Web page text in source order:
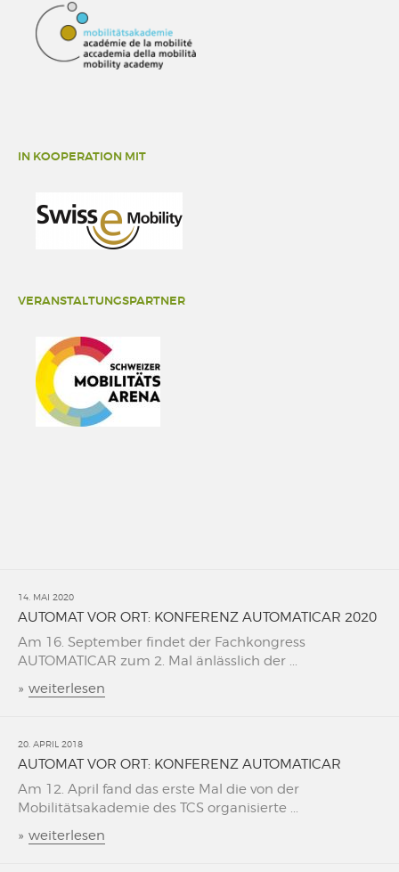
IN KOOPERATION MIT
VERANSTALTUNGSPARTNER
14. MAI 2020
AUTOMAT VOR ORT: KONFERENZ AUTOMATICAR 2020
Am 16. September findet der Fachkongress
AUTOMATICAR zum 2. Mal änlässlich der ...
» weiterlesen
20. APRIL 2018
AUTOMAT VOR ORT: KONFERENZ AUTOMATICAR
Am 12. April fand das erste Mal die von der
Mobilitätsakademie des TCS organisierte ...
» weiterlesen